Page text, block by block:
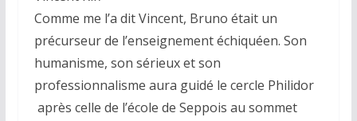
Comme me l’a dit Vincent, Bruno était un
précurseur de l’enseignement échiquéen. Son
humanisme, son sérieux et son
professionnalisme aura guidé le cercle Philidor
après celle de l’école de Seppois au sommet